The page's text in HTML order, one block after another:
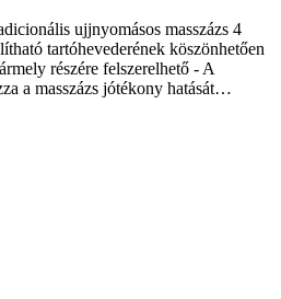
ujjnyomásos masszázs 4
tartóhevederének köszönhetően
részére felszerelhető - A
a masszázs jótékony hatását…